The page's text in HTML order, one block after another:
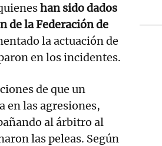
han sido dados
de la Federación de
la actuación de
en los incidentes.
de que un
en las agresiones,
al árbitro al
las peleas. Según